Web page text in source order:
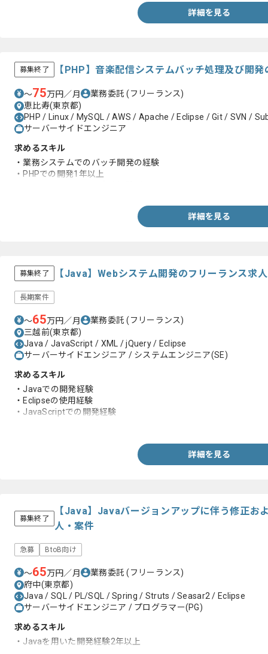
詳細を見る
募集終了 【PHP】音楽配信システムバッチ処理及び開
〜75万円／月 業務委託(フリーランス)
恵比寿(東京都)
PHP / Linux / MySQL / AWS / Apache / Eclipse / Git / SVN /
サーバーサイドエンジニア
求めるスキル
・業務システムでのバッチ開発の経験
・PHPでの開発1年以上
詳細を見る
募集終了 【Java】Webシステム開発のフリーランス求
長期案件
〜65万円／月 業務委託(フリーランス)
三越前(東京都)
Java / JavaScript / XML / jQuery / Eclipse
サーバーサイドエンジニア / システムエンジニア(SE)
求めるスキル
・Javaでの開発経験
・Eclipseの使用経験
・JavaScriptでの開発経験
詳細を見る
募集終了
【Java】Javaバージョンアップに伴う修正お
人・案件
急募 BtoB向け
〜65万円／月 業務委託(フリーランス)
府中(東京都)
Java / SQL / PL/SQL / Spring / Struts / Seasar2 / Eclipse
サーバーサイドエンジニア / プログラマー(PG)
求めるスキル
・Javaを用いた開発経験2年以上